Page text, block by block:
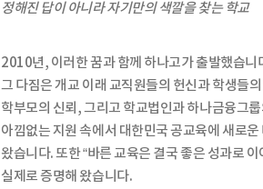
정해진 답이 아니라 자기만의 색깔을 찾는 학교
2010년, 이러한 꿈과 함께 하나고가 출발했습니
그 다짐은 개교 이래 교직원들의 헌신과 학생들
학부모의 신뢰, 그리고 학교법인과 하나금융그룹
아낌없는 지원 속에서 대한민국 공교육에 새로운
왔습니다. 또한 “바른 교육은 결국 좋은 성과로
실제로 증명해 왔습니다.